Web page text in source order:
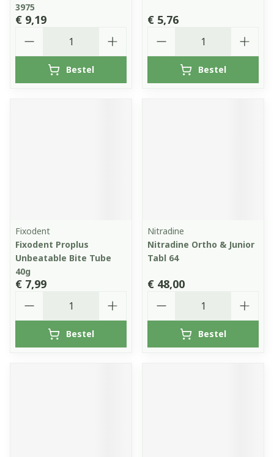
3975
€ 9,19
Bestel
€ 5,76
Bestel
Fixodent
Fixodent Proplus
Unbeatable Bite Tube
40g
€ 7,99
Bestel
Nitradine
Nitradine Ortho & Junior
Tabl 64
€ 48,00
Bestel